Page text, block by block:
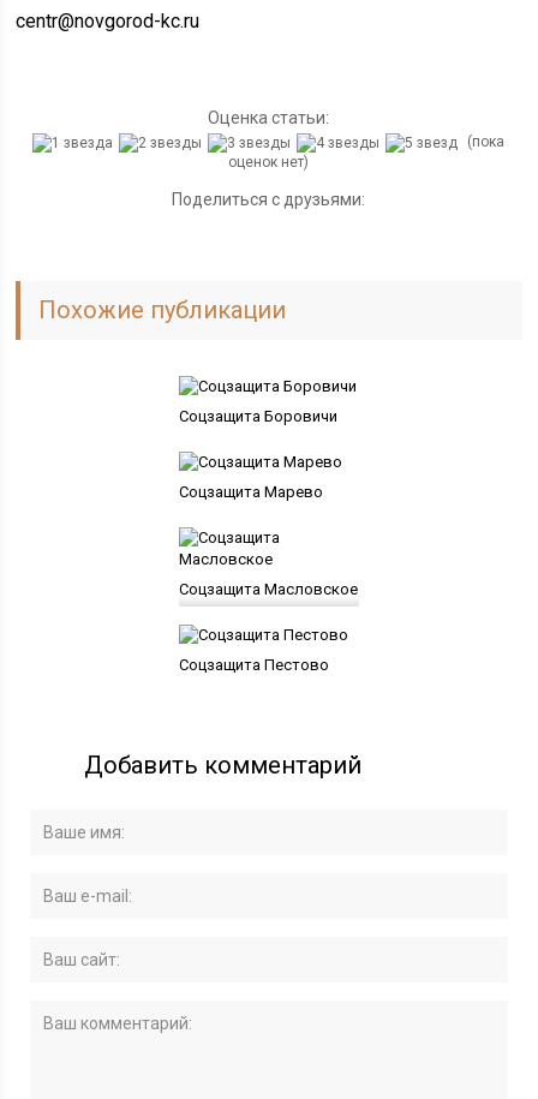
centr@novgorod-kc.ru
Оценка статьи:
(пока
оценок нет)
Поделиться с друзьями:
Похожие публикации
Соцзащита Боровичи
Соцзащита Марево
Соцзащита Масловское
Соцзащита Пестово
Добавить комментарий